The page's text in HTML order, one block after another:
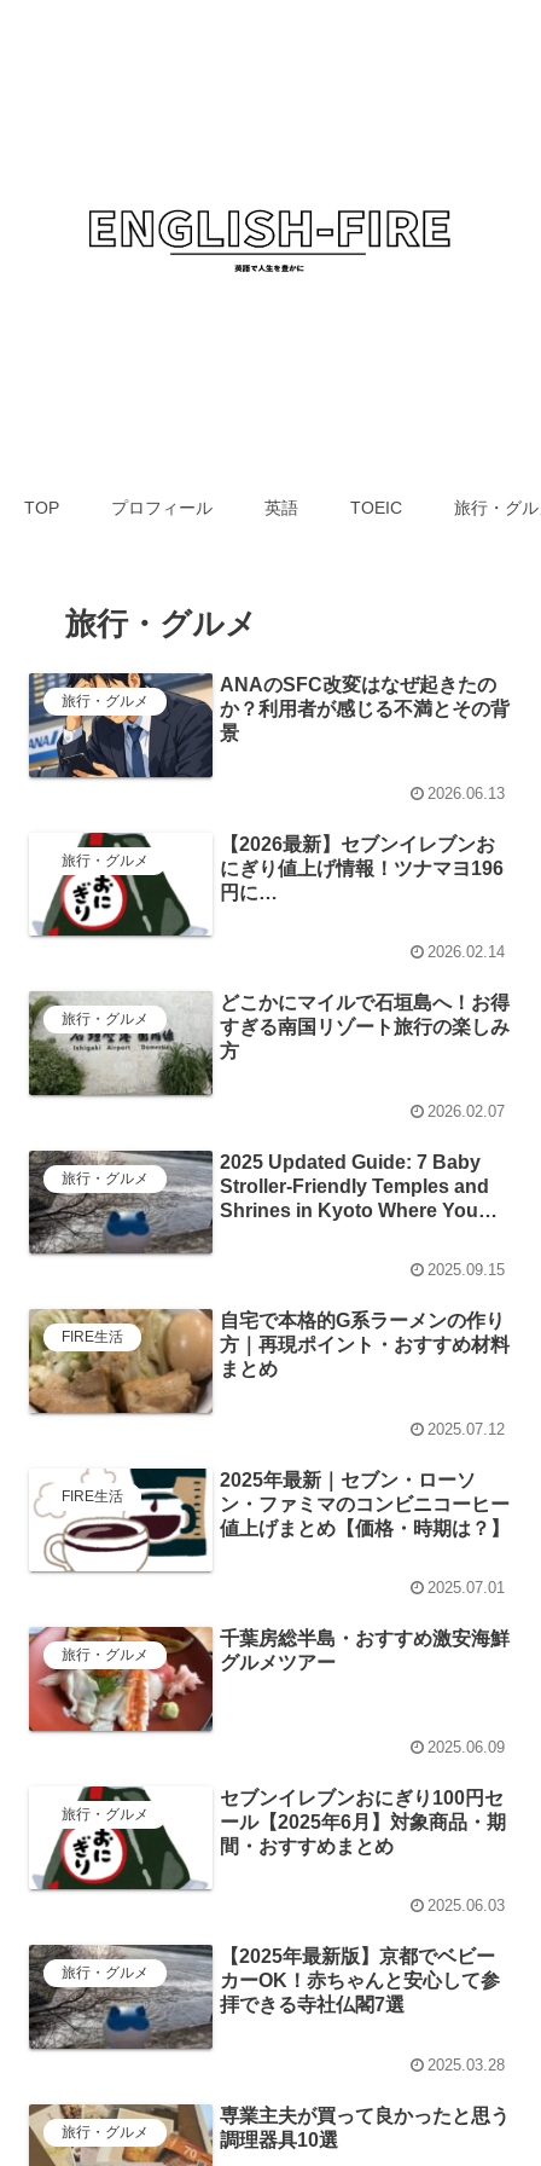
TOP プロフィール 英語 TOEIC 旅行・グ
旅行・グルメ
旅行・グルメ
ANAのSFC改変はなぜ起きたの
か？利用者が感じる不満とその背
景
2026.06.13
旅行・グルメ
【2026最新】セブンイレブンお
にぎり値上げ情報！ツナマヨ196
円に…
2026.02.14
旅行・グルメ
どこかにマイルで石垣島へ！お得
すぎる南国リゾート旅行の楽しみ
方
2026.02.07
旅行・グルメ
2025 Updated Guide: 7 Baby
Stroller-Friendly Temples and
Shrines in Kyoto Where You
2025.09.15
FIRE生活
自宅で本格的G系ラーメンの作り
方｜再現ポイント・おすすめ材料
まとめ
2025.07.12
FIRE生活
2025年最新｜セブン・ローソ
ン・ファミマのコンビニコーヒー
値上げまとめ【価格・時期は？】
2025.07.01
旅行・グルメ
千葉房総半島・おすすめ激安海鮮
グルメツアー
2025.06.09
旅行・グルメ
セブンイレブンおにぎり100円セ
ール【2025年6月】対象商品・期
間・おすすめまとめ
2025.06.03
旅行・グルメ
【2025年最新版】京都でベビー
カーOK！赤ちゃんと安心して参
拝できる寺社仏閣7選
2025.03.28
旅行・グルメ
専業主夫が買って良かったと思う
調理器具10選